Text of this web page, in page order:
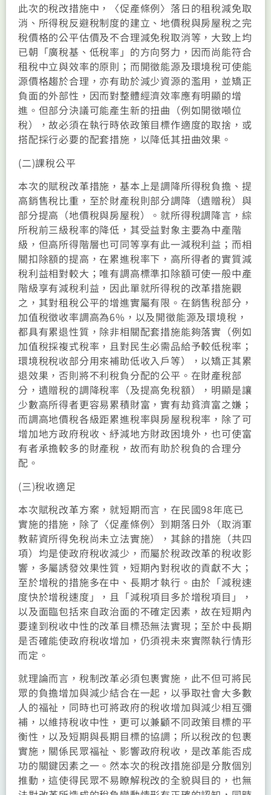
此次的稅改措施中，〈促產條例〉落日的租稅減免取
消、所得稅反避稅制度的建立、地價稅與房屋稅之完
稅價格的公平估價及不合理減免稅取消等，大致上均
已朝「廣稅基、低稅率」的方向努力，因而尚能符合
租稅中立與效率的原則；而開徵能源及環境稅可使能
源價格趨於合理，亦有助於減少資源的濫用，並矯正
負面的外部性，因而對整體經濟效率應有明顯的增
進。但部分決議可能產生新的扭曲（例如開徵噸位
稅），故必須在執行時依政策目標作適度的取捨，或
搭配採行必要的配套措施，以降低其扭曲效果。
(二)課稅公平
本次的賦稅改革措施，基本上是調降所得稅負擔、提
高銷售稅比重，至於財產稅則部分調降（遺贈稅）與
部分提高（地價稅與房屋稅）。就所得稅調降言，綜
所稅前三級稅率的降低，其受益對象主要為中產階
級，但高所得階層也可同等享有此一減稅利益；而相
關扣除額的提高，在累進稅率下，高所得者的實質減
稅利益相對較大；唯有調高標準扣除額可使一般中產
階級享有減稅利益，因此單就所得稅的改革措施觀
之，其對租稅公平的增進實屬有限。在銷售稅部分，
加值稅徵收率調高為6%，以及開徵能源及環境稅，
都具有累退性質，除非相關配套措施能夠落實（例如
加值稅採複式稅率，且對民生必需品給予較低稅率；
環境稅稅收部分用來補助低收入戶等），以矯正其累
退效果，否則將不利稅負分配的公平。在財產稅部
分，遺贈稅的調降稅率（及提高免稅額），明顯是讓
少數高所得者更容易累積財富，實有劫貧濟富之嫌；
而調高地價稅各級距累進稅率與房屋稅稅率，除了可
增加地方政府稅收、紓減地方財政困境外，也可使富
有者承擔較多的財產稅，故而有助於稅負的合理分
配。
(三)稅收適足
本次賦稅改革方案，就短期而言，在民國98年底已
實施的措施，除了〈促產條例〉到期落日外（取消軍
教薪資所得免稅尚未立法實施），其餘的措施（共四
項）均是使政府稅收減少，而屬於稅政改革的稅收影
響，多屬誘發效果性質，短期內對稅收的貢獻不大；
至於增稅的措施多在中、長期才執行。由於「減稅速
度快於增稅速度」，且「減稅項目多於增稅項目」，
以及面臨包括來自政治面的不確定因素，故在短期內
要達到稅收中性的改革目標恐無法實現；至於中長期
是否確能使政府稅收增加，仍須視未來實際執行情形
而定。
就理論而言，稅制改革必須包裹實施，此不但可將民
眾的負擔增加與減少結合在一起，以爭取社會大多數
人的福祉，同時也可將政府的稅收增加與減少相互彌
補，以維持稅收中性，更可以兼顧不同政策目標的平
衡性，以及短期與長期目標的協調；所以稅改的包裹
實施，關係民眾福祉、影響政府稅收，是改革能否成
功的關鍵因素之一。然本次的稅改措施卻是分散個別
推動，這使得民眾不易瞭解稅改的全貌與目的，也無